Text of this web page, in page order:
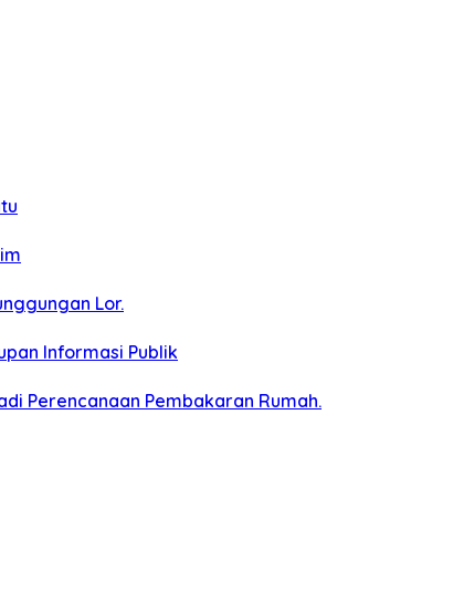
Lor.
Informasi Publik
Perencanaan Pembakaran Rumah.